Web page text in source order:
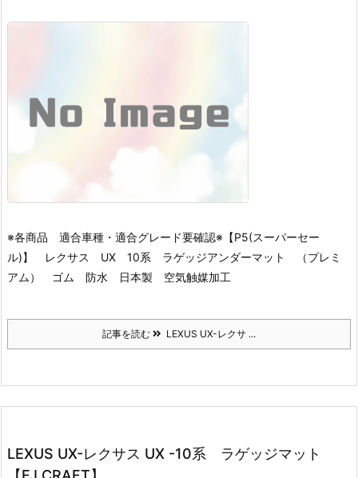
※各商品 適合車種・適合グレード要確認※ 【P5(スーパーセー
ル)】 レクサス UX 10系 ラゲッジアンダーマット （プレミ
アム） ゴム 防水 日本製 空気触媒加工
記事を読む LEXUS UX-レクサ ...
LEXUS UX-レクサス UX -10系 ラゲッジマット